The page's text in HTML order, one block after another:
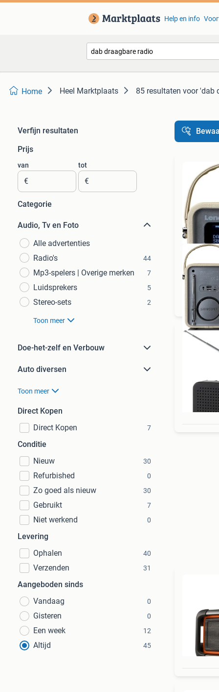
Help en info
Home Heel Marktplaats 85 resultaten voor 'dab
Verfijn resultaten
Prijs
van
€
tot
€
Categorie
Audio, Tv en Foto
Alle advertenties
Radio's
44
Mp3-spelers | Overige merken 7
Luidsprekers 5
Stereo-sets 2
Toon meer
Doe-het-zelf en Verbouw
Auto diversen
Toon meer
Direct Kopen
Direct Kopen
7
Conditie
Nieuw
30
Refurbished 0
Zo goed als nieuw 30
Gebruikt 7
Niet werkend 0
Levering
Ophalen
40
Verzenden 31
Aangeboden sinds
Vandaag
0
Gisteren 0
Een week 12
Altijd 45